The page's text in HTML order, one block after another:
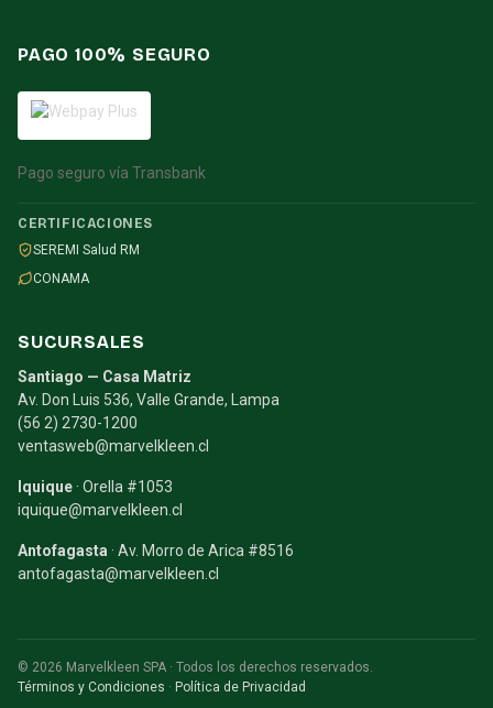
PAGO 100% SEGURO
Pago seguro vía Transbank
CERTIFICACIONES
SEREMI Salud RM
CONAMA
SUCURSALES
Santiago — Casa Matriz
Av. Don Luis 536, Valle Grande, Lampa
(56 2) 2730-1200
ventasweb@marvelkleen.cl
Iquique · Orella #1053
iquique@marvelkleen.cl
Antofagasta · Av. Morro de Arica #8516
antofagasta@marvelkleen.cl
© 2026 Marvelkleen SPA · Todos los derechos reservados.
Términos y Condiciones · Política de Privacidad